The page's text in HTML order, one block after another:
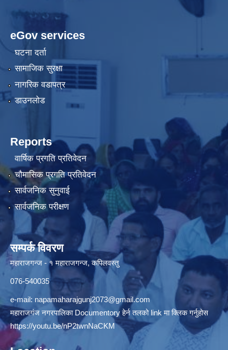
eGov services
घटना दर्ता
सामाजिक सुरक्षा
नागरिक वडापत्र
डाउनलोड
Reports
वार्षिक प्रगति प्रतिवेदन
चौमासिक प्रगति प्रतिवेदन
सार्वजनिक सुनुवाई
सार्वजनिक परीक्षण
सम्पर्क विवरण
महाराजगन्ज - १ महाराजगन्ज, कपिलवस्तु
076-540035
e-mail: napamaharajgunj2073@gmail.com
महाराजगंज नगरपालिका Documentory हेर्न तलको link मा क्लिक गर्नुहोस
https://youtu.be/nP2twnNaCKM